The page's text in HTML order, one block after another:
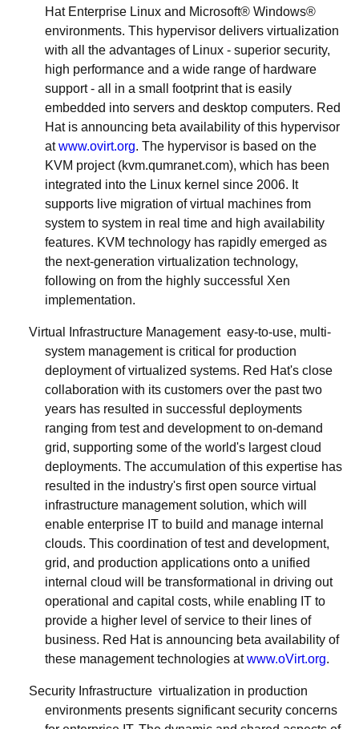
Hat Enterprise Linux and Microsoft® Windows®
environments. This hypervisor delivers virtualization
with all the advantages of Linux - superior security,
high performance and a wide range of hardware
support - all in a small footprint that is easily
embedded into servers and desktop computers. Red
Hat is announcing beta availability of this hypervisor
atwww.ovirt.org. The hypervisor is based on the
KVM project (kvm.qumranet.com), which has been
integrated into the Linux kernel since 2006. It
supports live migration of virtual machines from
system to system in real time and high availability
features. KVM technology has rapidly emerged as
the next-generation virtualization technology,
following on from the highly successful Xen
implementation.
Virtual Infrastructure Management easy-to-use, multi-
system management is critical for production
deployment of virtualized systems. Red Hat's close
collaboration with its customers over the past two
years has resulted in successful deployments
ranging from test and development to on-demand
grid, supporting some of the world's largest cloud
deployments. The accumulation of this expertise has
resulted in the industry's first open source virtual
infrastructure management solution, which will
enable enterprise IT to build and manage internal
clouds. This coordination of test and development,
grid, and production applications onto a unified
internal cloud will be transformational in driving out
operational and capital costs, while enabling IT to
provide a higher level of service to their lines of
business. Red Hat is announcing beta availability of
these management technologies atwww.oVirt.org.
Security Infrastructure  virtualization in production
environments presents significant security concerns